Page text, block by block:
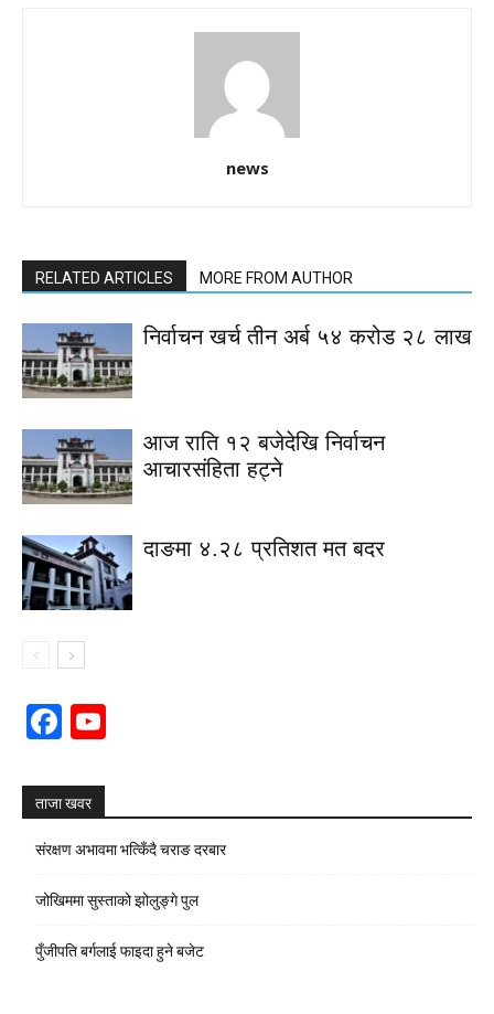
news
RELATED ARTICLES MORE FROM AUTHOR
निर्वाचन खर्च तीन अर्ब ५४ करोड २८ लाख
आज राति १२ बजेदेखि निर्वाचन
आचारसंहिता हट्ने
दाङमा ४.२८ प्रतिशत मत बदर
Facebook
ताजा खवर
संरक्षण अभावमा भत्किँदै चराङ दरबार
जोखिममा सुस्ताको झोलुङ्गे पुल
पुँजीपति बर्गलाई फाइदा हुने बजेट